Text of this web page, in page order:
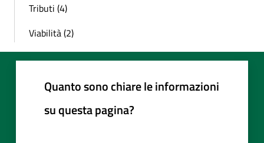
Tributi (4)
Viabilità (2)
Quanto sono chiare le informazioni
su questa pagina?